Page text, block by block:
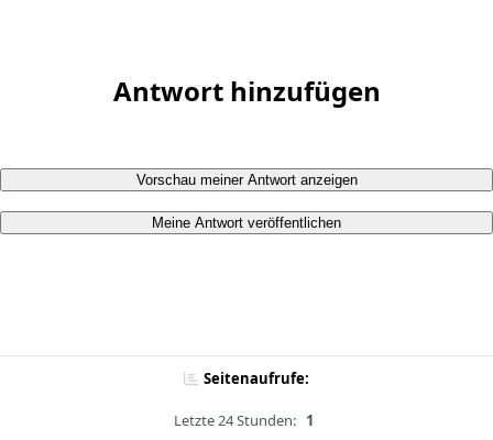
Antwort hinzufügen
Vorschau meiner Antwort anzeigen
Meine Antwort veröffentlichen
Seitenaufrufe:
Letzte 24 Stunden: 1